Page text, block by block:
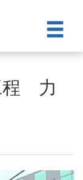
程 力